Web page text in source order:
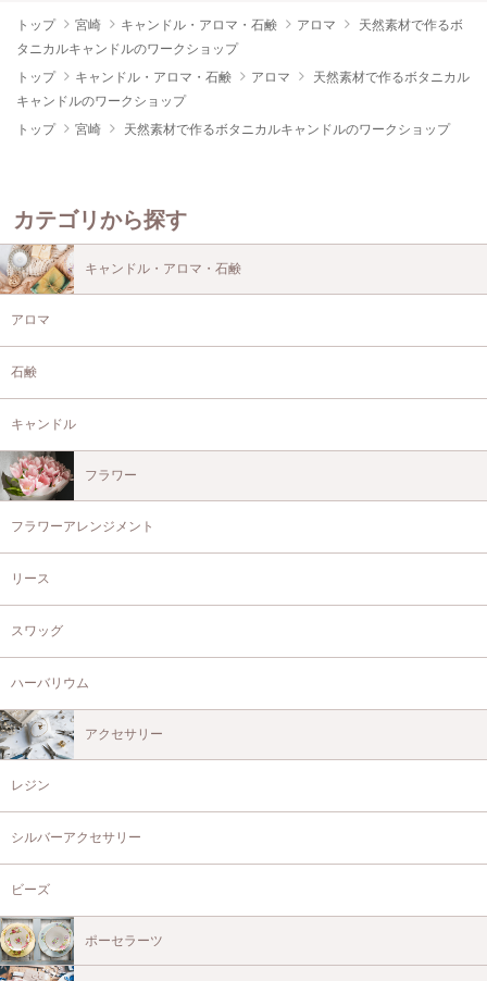
トップ 宮崎 キャンドル・アロマ・石鹸 アロマ
天然素材で作るボ
タニカルキャンドルのワークショップ
トップ
キャンドル・アロマ・石鹸 アロマ
天然素材で作るボタニカル
キャンドルのワークショップ
トップ
宮崎 天然素材で作るボタニカルキャンドルのワークショップ
カテゴリから探す
キャンドル・アロマ・石鹸
アロマ
石鹸
キャンドル
フラワー
フラワーアレンジメント
リース
スワッグ
ハーバリウム
アクセサリー
レジン
シルバーアクセサリー
ビーズ
ポーセラーツ